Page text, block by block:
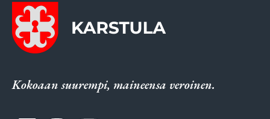
Kokoaan suurempi, maineensa veroinen.